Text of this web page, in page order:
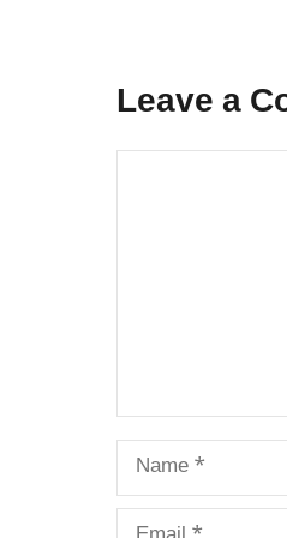
Leave a
Name
Email